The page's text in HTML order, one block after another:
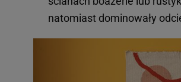
natomiast dominowały